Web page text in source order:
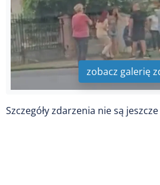
zobacz galerię
Szczegóły zdarzenia nie są